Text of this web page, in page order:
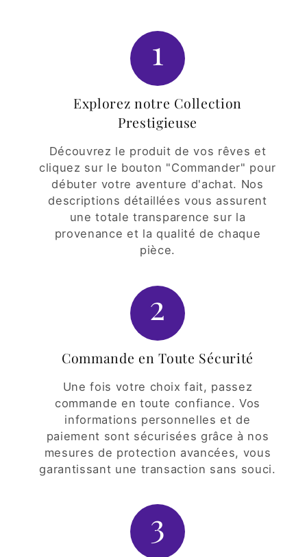
1
Explorez notre Collection
Prestigieuse
Découvrez le produit de vos rêves et
cliquez sur le bouton "Commander" pour
débuter votre aventure d'achat. Nos
descriptions détaillées vous assurent
une totale transparence sur la
provenance et la qualité de chaque
pièce.
2
Commande en Toute Sécurité
Une fois votre choix fait, passez
commande en toute confiance. Vos
informations personnelles et de
paiement sont sécurisées grâce à nos
mesures de protection avancées, vous
garantissant une transaction sans souci.
3